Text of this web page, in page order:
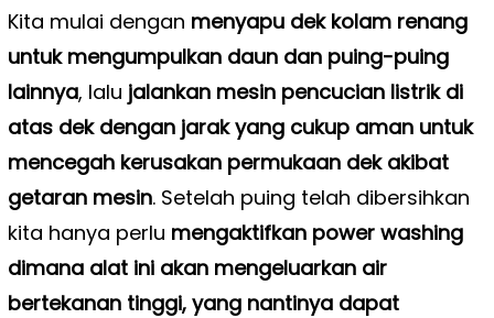
Kita mulai dengan menyapu dek kolam renang
untuk mengumpulkan daun dan puing-puing
lainnya, lalu jalankan mesin pencucian listrik di
atas dek dengan jarak yang cukup aman untuk
mencegah kerusakan permukaan dek akibat
getaran mesin. Setelah puing telah dibersihkan
kita hanya perlu mengaktifkan power washing
dimana alat ini akan mengeluarkan air
bertekanan tinggi, yang nantinya dapat